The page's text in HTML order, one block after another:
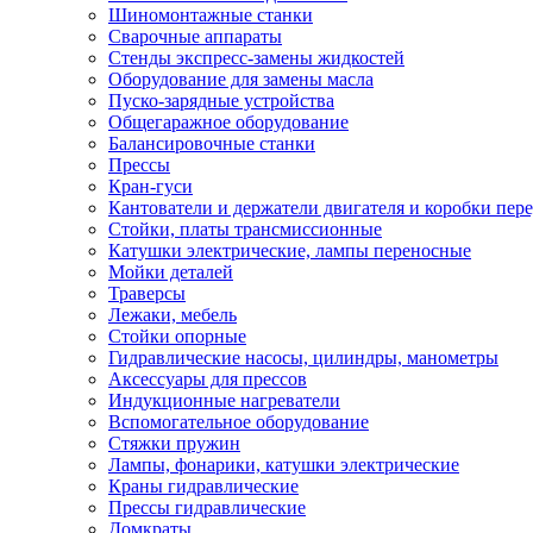
Шиномонтажные станки
Сварочные аппараты
Стенды экспресс-замены жидкостей
Оборудование для замены масла
Пуско-зарядные устройства
Общегаражное оборудование
Балансировочные станки
Прессы
Кран-гуси
Кантователи и держатели двигателя и коробки
Стойки, платы трансмиссионные
Катушки электрические, лампы переносные
Мойки деталей
Траверсы
Лежаки, мебель
Стойки опорные
Гидравлические насосы, цилиндры, манометры
Аксессуары для прессов
Индукционные нагреватели
Вспомогательное оборудование
Стяжки пружин
Лампы, фонарики, катушки электрические
Краны гидравлические
Прессы гидравлические
Домкраты